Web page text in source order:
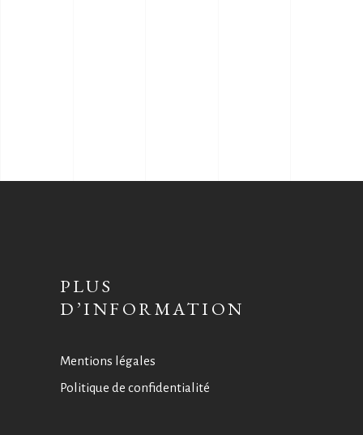
PLUS
D’INFORMATION
Mentions légales
Politique de confidentialité